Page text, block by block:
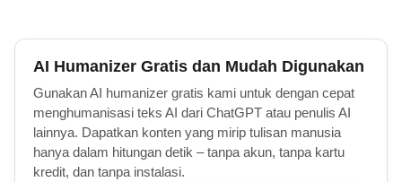
AI Humanizer Gratis dan Mudah Digunakan
Gunakan AI humanizer gratis kami untuk dengan cepat
menghumanisasi teks AI dari ChatGPT atau penulis AI
lainnya. Dapatkan konten yang mirip tulisan manusia
hanya dalam hitungan detik – tanpa akun, tanpa kartu
kredit, dan tanpa instalasi.